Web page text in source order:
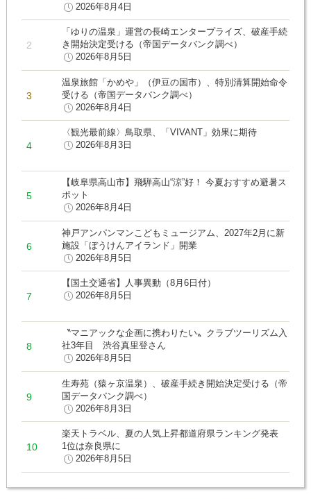
2026年8月4日
「ゆりの温泉」運営の長崎エンタープライズ、破産手続
き開始決定受ける（帝国データバンク調べ）
2026年8月5日
温泉旅館「かめや」（伊豆の国市）、特別清算開始命令
受ける（帝国データバンク調べ）
2026年8月4日
〈観光最前線〉鳥取県、「VIVANT」効果に期待
2026年8月3日
【岐阜県高山市】飛騨高山“涼”好！ 今夏おすすめ避暑ス
ポット
2026年8月4日
神戸アンパンマンこどもミュージアム、2027年2月に新
施設「ぼうけんアイランド」開業
2026年8月5日
【国土交通省】人事異動（8月6日付）
2026年8月5日
〝マニアックな企画に携わりたい〟クラブツーリズム入
社3年目 渋谷真里登さん
2026年8月5日
生寿苑（猿ヶ京温泉）、破産手続き開始決定受ける（帝
国データバンク調べ）
2026年8月3日
楽天トラベル、夏の人気上昇都道府県ランキング発表
1位は奈良県に
2026年8月5日